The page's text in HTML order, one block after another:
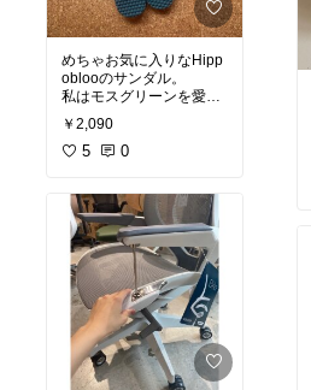
めちゃお気に入りなHipp
oblooのサンダル。
私はモスグリーンを愛
用。
このボツボツ感が通気性
ら環境にもよくて、肌に
馴染むんだよねー。
夏、海とか近場への買い
物へ行く時はこれ良
い！！！
#オリジナル写真
#サンダル
￥2,090
5 0